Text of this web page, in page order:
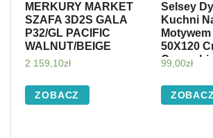
MERKURY MARKET
SZAFA 3D2S GALA
P32/GL PACIFIC
WALNUT/BEIGE
2 159,10zł
ZOBACZ
Selsey
Kuchni
50X120
99,00zł